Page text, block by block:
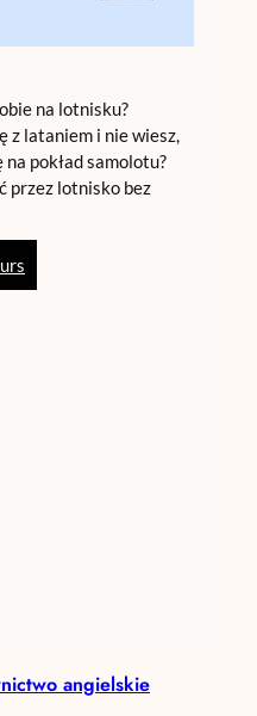
na lotnisku?
z lataniem i nie wiesz,
pokład samolotu?
przez lotnisko bez
angielskie